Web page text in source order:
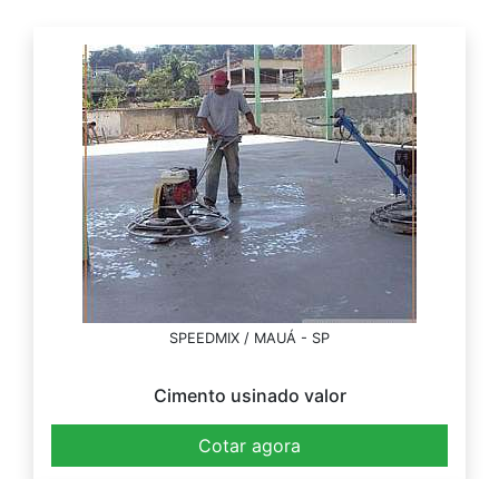
SPEEDMIX / MAUÁ - SP
Cimento usinado valor
Cotar agora